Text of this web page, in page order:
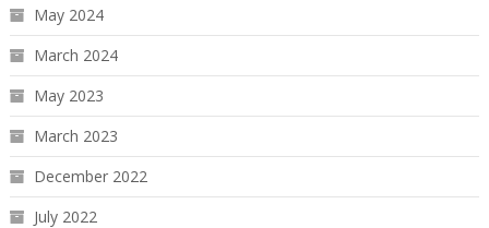
May 2024
March 2024
May 2023
March 2023
December 2022
July 2022